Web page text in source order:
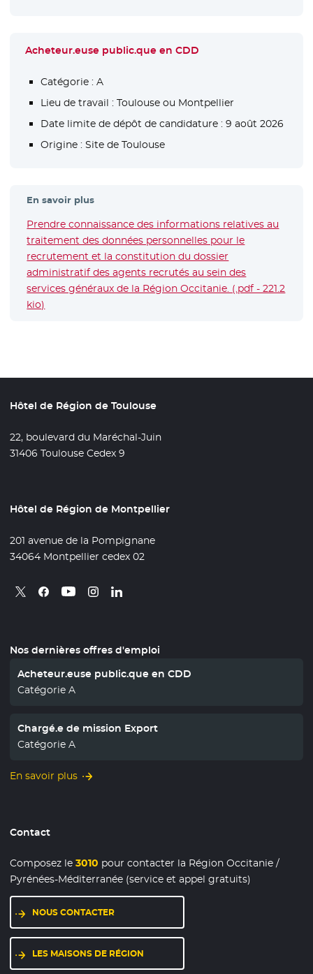
Acheteur.euse public.que en CDD
Catégorie : A
Lieu de travail : Toulouse ou Montpellier
Date limite de dépôt de candidature : 9 août 2026
Origine : Site de Toulouse
En savoir plus
Prendre connaissance des informations relatives au
traitement des données personnelles pour le
recrutement et la constitution du dossier
administratif des agents recrutés au sein des
services généraux de la Région Occitanie. (.pdf - 221.2
kio)
Hôtel de Région de Toulouse
22, boulevard du Maréchal-Juin
31406 Toulouse Cedex 9
Hôtel de Région de Montpellier
201 avenue de la Pompignane
34064 Montpellier cedex 02
Retrouvez nous sur X
- Nouvelle fenêtre
Retrouvez nous sur Facebook
- Nouvelle fenêtre
Retrouvez nous sur Youtube
- Nouvelle fenêtre
Retrouvez nous sur Instagram
- Nouvelle fenêtre
Retrouvez nous sur Linkedin
- Nouvelle fenêtre
Nos dernières offres d'emploi
Acheteur.euse public.que en CDD
Catégorie A
Chargé.e de mission Export
Catégorie A
En savoir plus
Contact
Composez le3010 pour contacter la Région Occitanie /
Pyrénées-Méditerranée (service et appel gratuits)
NOUS CONTACTER
LES MAISONS DE RÉGION